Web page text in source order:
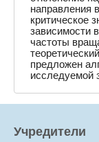
направления
критическое
зависимости
частоты
предложен
исследуемой
Учредители